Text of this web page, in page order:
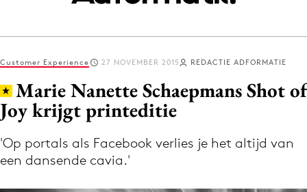
Log in
Volg het laatste nieuws via de Adformatie
Nieuws app
Customer Experience 27 NOVEMBER 2015 REDACTIE ADFORMATIE
Marie Nanette Schaepmans Shot of
Joy krijgt printeditie
'Op portals als Facebook verlies je het altijd van
een dansende cavia.'